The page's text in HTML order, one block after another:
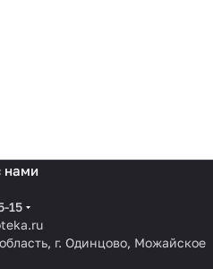
нами
15
г. Одинцово, Можайское